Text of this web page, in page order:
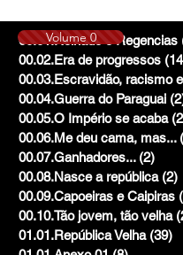
00.01.Reinado e Regencias
00.02.Era de progressos
00.03.Escravidão, racismo
00.04.Guerra do Paraguai
00.05.O Império se acaba
00.06.Me deu cama, mas...
00.07.Ganhadores... (2)
00.08.Nasce a república (2)
00.09.Capoeiras e Caipiras
00.10.Tão jovem, tão velha
01.01.República Velha (39)
Volume 0